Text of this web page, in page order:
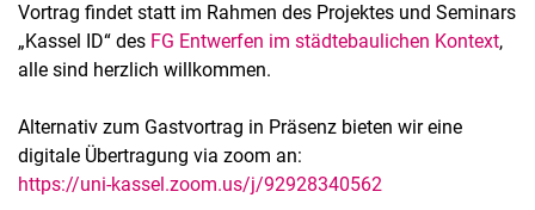
Vortrag findet statt im Rahmen des Projektes und Seminars
„Kassel ID“ des FG Entwerfen im städtebaulichen Kontext,
alle sind herzlich willkommen.
Alternativ zum Gastvortrag in Präsenz bieten wir eine
digitale Übertragung via zoom an:
https://uni-kassel.zoom.us/j/92928340562